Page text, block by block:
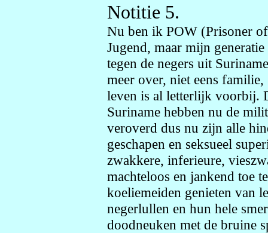
Notitie 5.
Nu ben ik POW (Prisoner
Jugend, maar mijn
tegen de negers uit
meer over, niet eens
leven is al letterlijk voorbij.
Suriname hebben nu de
veroverd dus nu zijn alle
geschapen en seksueel
zwakkere, inferieure,
machteloos en jankend toe
koeliemeiden genieten van
negerlullen en hun hele
doodneuken met de bruine